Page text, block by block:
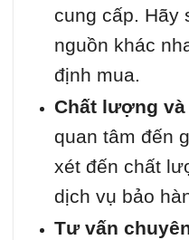
cung cấp. Hãy
nguồn khác
định mua.
Chất lượng và
quan tâm đến
xét đến chất
dịch vụ bảo
Tư vấn